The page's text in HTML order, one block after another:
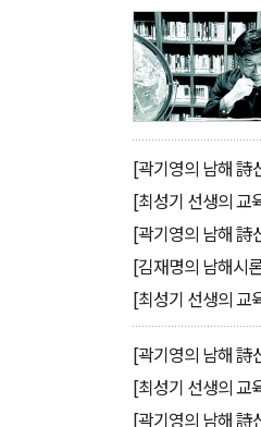
[곽기영의 남해 詩
[최성기 선생의 교
[곽기영의 남해 詩
[김재명의 남해시
[최성기 선생의 교
[곽기영의 남해 詩
[최성기 선생의 교
[곽기영의 남해 詩